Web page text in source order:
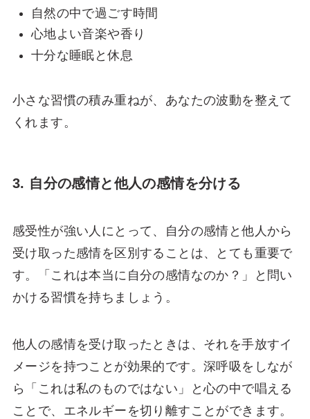
自然の中で過ごす時間
心地よい音楽や香り
十分な睡眠と休息
小さな習慣の積み重ねが、あなたの波動を整えて
くれます。
3. 自分の感情と他人の感情を分ける
感受性が強い人にとって、自分の感情と他人から
受け取った感情を区別することは、とても重要で
す。「これは本当に自分の感情なのか？」と問い
かける習慣を持ちましょう。
他人の感情を受け取ったときは、それを手放すイ
メージを持つことが効果的です。深呼吸をしなが
ら「これは私のものではない」と心の中で唱える
ことで、エネルギーを切り離すことができます。